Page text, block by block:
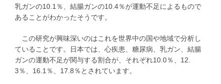
乳ガンの10.1％、結腸ガンの10.4％が運動不足によるもので
あることがわかったそうです。
この研究が興味深いのはこれを世界中の国や地域で分析し
ていることです。日本では、心疾患、糖尿病、乳ガン、結腸
ガンの運動不足が関与する割合が、それぞれ10.0％、12.
3％、16.1％、17.8％とされています。